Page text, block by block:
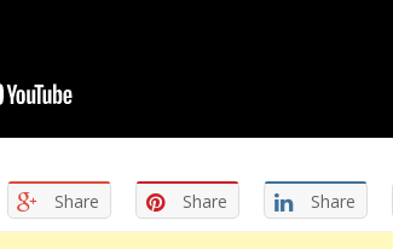
Share Share Share